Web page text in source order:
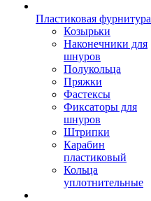
Пластиковая фурнитура
Козырьки
Наконечники для
шнуров
Полукольца
Пряжки
Фастексы
Фиксаторы для
шнуров
Штрипки
Карабин
пластиковый
Кольца
уплотнительные